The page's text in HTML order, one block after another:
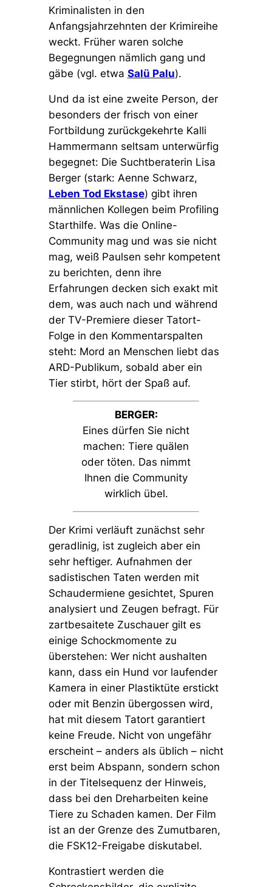
Kriminalisten in den
Anfangsjahrzehnten der Krimireihe
weckt. Früher waren solche
Begegnungen nämlich gang und
gäbe (vgl. etwa Salü Palu).
Und da ist eine zweite Person, der
besonders der frisch von einer
Fortbildung zurückgekehrte Kalli
Hammermann seltsam unterwürfig
begegnet: Die Suchtberaterin Lisa
Berger (stark: Aenne Schwarz,
Leben Tod Ekstase) gibt ihren
männlichen Kollegen beim Profiling
Starthilfe. Was die Online-
Community mag und was sie nicht
mag, weiß Paulsen sehr kompetent
zu berichten, denn ihre
Erfahrungen decken sich exakt mit
dem, was auch nach und während
der TV-Premiere dieser Tatort-
Folge in den Kommentarspalten
steht: Mord an Menschen liebt das
ARD-Publikum, sobald aber ein
Tier stirbt, hört der Spaß auf.
BERGER:
Eines dürfen Sie nicht
machen: Tiere quälen
oder töten. Das nimmt
Ihnen die Community
wirklich übel.
Der Krimi verläuft zunächst sehr
geradlinig, ist zugleich aber ein
sehr heftiger. Aufnahmen der
sadistischen Taten werden mit
Schaudermiene gesichtet, Spuren
analysiert und Zeugen befragt. Für
zartbesaitete Zuschauer gilt es
einige Schockmomente zu
überstehen: Wer nicht aushalten
kann, dass ein Hund vor laufender
Kamera in einer Plastiktüte erstickt
oder mit Benzin übergossen wird,
hat mit diesem Tatort garantiert
keine Freude. Nicht von ungefähr
erscheint – anders als üblich – nicht
erst beim Abspann, sondern schon
in der Titelsequenz der Hinweis,
dass bei den Dreharbeiten keine
Tiere zu Schaden kamen. Der Film
ist an der Grenze des Zumutbaren,
die FSK12-Freigabe diskutabel.
Kontrastiert werden die